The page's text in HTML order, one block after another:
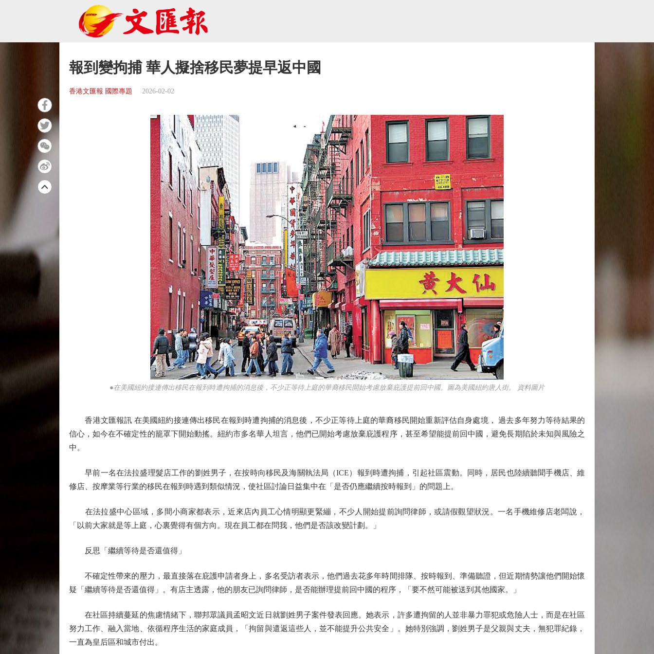
報到變拘捕 華人擬捨移民夢提早返中國
香港文匯報 國際專題 2026-02-02
●在美國紐約接連傳出移民在報到時遭拘捕的消息後，不少正等待上庭的華裔移民開始考慮放棄庇護提前回中國。圖為美國紐約唐人街。 資料圖片
香港文匯報訊 在美國紐約接連傳出移民在報到時遭拘捕的消息後，不少正等待上庭的華裔移民開始重新評估自身處境， 過去多年努力等待結果的
信心，如今在不確定性的籠罩下開始動搖。紐約市多名華人坦言，他們已開始考慮放棄庇護程序，甚至希望能提前回中國，避免長期陷於未知與風險之
中。
早前一名在法拉盛理髮店工作的劉姓男子，在按時向移民及海關執法局（ICE）報到時遭拘捕，引起社區震動。同時，居民也陸續聽聞手機店、維
修店、按摩業等行業的移民在報到時遇到類似情況，使社區討論日益集中在「是否仍應繼續按時報到」的問題上。
在法拉盛中心區域，多間小商家都表示，近來店內員工心情明顯更緊繃，不少人開始提前詢問律師，或請假觀望狀況。一名手機維修店老闆說，
「以前大家就是等上庭，心裏覺得有個方向。現在員工都在問我，他們是否該改變計劃。」
反思「繼續等待是否還值得」
不確定性帶來的壓力，最直接落在庇護申請者身上，多名受訪者表示，他們過去花多年時間排隊、按時報到、準備聽證，但近期情勢讓他們開始懷
疑「繼續等待是否還值得」。有店主透露，他的朋友已詢問律師，是否能辦理提前回中國的程序，「要不然可能被送到其他國家。」
在社區持續蔓延的焦慮情緒下，聯邦眾議員孟昭文近日就劉姓男子案件發表回應。她表示，許多遭拘留的人並非暴力罪犯或危險人士，而是在社區
努力工作、融入當地、依循程序生活的家庭成員，「拘留與遣返這些人，並不能提升公共安全」。她特別強調，劉姓男子是父親與丈夫，無犯罪紀錄，
一直為皇后區和城市付出。